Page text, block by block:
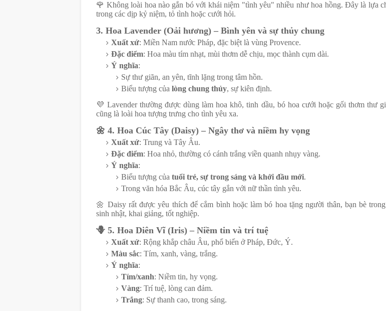
🌹 Không loài hoa nào gắn bó với khái niệm "tình yêu" nhiều như hoa hồng. Đây là lựa
trong các dịp kỷ niệm, tỏ tình hoặc cưới hỏi.
3. Hoa Lavender (Oải hương) – Bình yên và sự thủy chung
Xuất xứ: Miền Nam nước Pháp, đặc biệt là vùng Provence.
Đặc điểm: Hoa màu tím nhạt, mùi thơm dễ chịu, mọc thành cụm dài.
Ý nghĩa:
Sự thư giãn, an yên, tĩnh lặng trong tâm hồn.
Biểu tượng của lòng chung thủy, sự kiên định.
💜 Lavender thường được dùng làm hoa khô, tinh dầu, bó hoa cưới hoặc gối thơm thư
cũng là loài hoa tượng trưng cho tình yêu xa.
🌼 4. Hoa Cúc Tây (Daisy) – Ngây thơ và niềm hy vọng
Xuất xứ: Trung và Tây Âu.
Đặc điểm: Hoa nhỏ, thường có cánh trắng viền quanh nhụy vàng.
Ý nghĩa:
Biểu tượng của tuổi trẻ, sự trong sáng và khởi đầu mới.
Trong văn hóa Bắc Âu, cúc tây gắn với nữ thần tình yêu.
🌼 Daisy rất được yêu thích để cắm bình hoặc làm bó hoa tặng người thân, bạn bè
sinh nhật, khai giảng, tốt nghiệp.
🪻 5. Hoa Diên Vĩ (Iris) – Niềm tin và trí tuệ
Xuất xứ: Rộng khắp châu Âu, phổ biến ở Pháp, Đức, Ý.
Màu sắc: Tím, xanh, vàng, trắng.
Ý nghĩa:
Tím/xanh: Niềm tin, hy vọng.
Vàng: Trí tuệ, lòng can đảm.
Trắng: Sự thanh cao, trong sáng.